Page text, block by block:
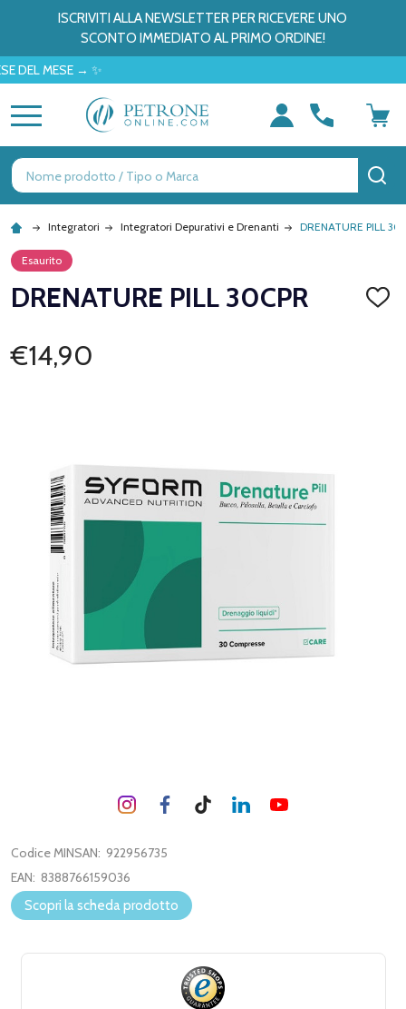
ISCRIVITI ALLA NEWSLETTER PER RICEVERE UNO
SCONTO IMMEDIATO AL PRIMO ORDINE!
MESE → ✨
Ricerca
Integratori Integratori Depurativi e Drenanti DRENATURE PILL
Esaurito
DRENATURE PILL 30CPR
€14,90
Codice MINSAN: 922956735
EAN: 8388766159036
Scopri la scheda prodotto